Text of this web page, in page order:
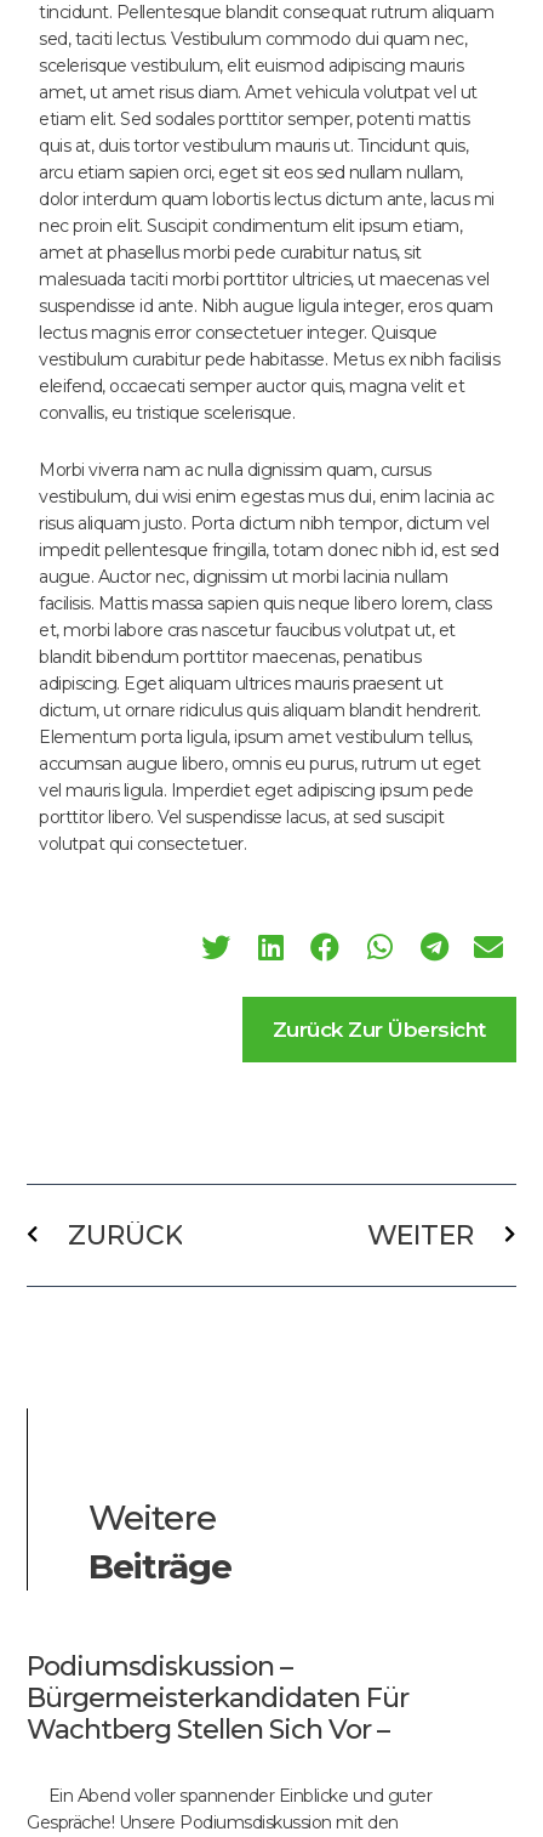
tincidunt. Pellentesque blandit consequat rutrum aliquam
sed, taciti lectus. Vestibulum commodo dui quam nec,
scelerisque vestibulum, elit euismod adipiscing mauris
amet, ut amet risus diam. Amet vehicula volutpat vel ut
etiam elit. Sed sodales porttitor semper, potenti mattis
quis at, duis tortor vestibulum mauris ut. Tincidunt quis,
arcu etiam sapien orci, eget sit eos sed nullam nullam,
dolor interdum quam lobortis lectus dictum ante, lacus mi
nec proin elit. Suscipit condimentum elit ipsum etiam,
amet at phasellus morbi pede curabitur natus, sit
malesuada taciti morbi porttitor ultricies, ut maecenas vel
suspendisse id ante. Nibh augue ligula integer, eros quam
lectus magnis error consectetuer integer. Quisque
vestibulum curabitur pede habitasse. Metus ex nibh facilisis
eleifend, occaecati semper auctor quis, magna velit et
convallis, eu tristique scelerisque.
Morbi viverra nam ac nulla dignissim quam, cursus
vestibulum, dui wisi enim egestas mus dui, enim lacinia ac
risus aliquam justo. Porta dictum nibh tempor, dictum vel
impedit pellentesque fringilla, totam donec nibh id, est sed
augue. Auctor nec, dignissim ut morbi lacinia nullam
facilisis. Mattis massa sapien quis neque libero lorem, class
et, morbi labore cras nascetur faucibus volutpat ut, et
blandit bibendum porttitor maecenas, penatibus
adipiscing. Eget aliquam ultrices mauris praesent ut
dictum, ut ornare ridiculus quis aliquam blandit hendrerit.
Elementum porta ligula, ipsum amet vestibulum tellus,
accumsan augue libero, omnis eu purus, rutrum ut eget
vel mauris ligula. Imperdiet eget adipiscing ipsum pede
porttitor libero. Vel suspendisse lacus, at sed suscipit
volutpat qui consectetuer.
Zurück Zur Übersicht
ZURÜCK WEITER
Weitere
Beiträge
Podiumsdiskussion –
Bürgermeisterkandidaten Für
Wachtberg Stellen Sich Vor –
Ein Abend voller spannender Einblicke und guter
Gespräche! Unsere Podiumsdiskussion mit den